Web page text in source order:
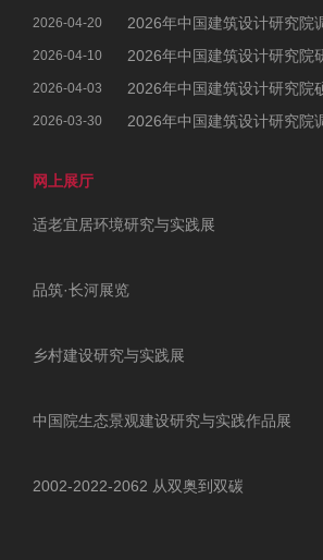
2026-04-20
2026-04-10 2026年中国建筑设计研究院
2026-04-03
2026-03-30 2026年中国建筑设计研究院
网上展厅
适老宜居环境研究与实践展
品筑·长河展览
乡村建设研究与实践展
中国院生态景观建设研究与实践作品展
2002-2022-2062 从双奥到双碳